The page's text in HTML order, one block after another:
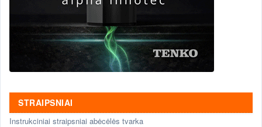
STRAIPSNIAI
Instrukciniai straipsniai abėcėlės tvarka